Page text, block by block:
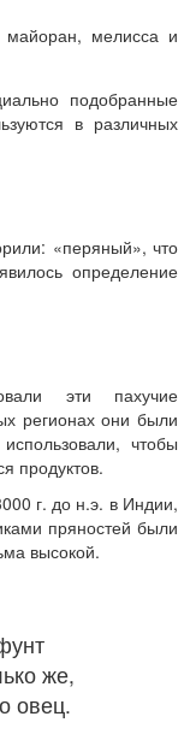
мелисса и
подобранные
в различных
«перяный», что
определение
эти пахучие
регионах они были
чтобы
продуктов.
г. до н.э. в Индии,
пряностей были
высокой.
же,
овец.